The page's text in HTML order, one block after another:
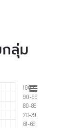
กลุ่ม
61-69
70-79
80-89
90-99
100 +